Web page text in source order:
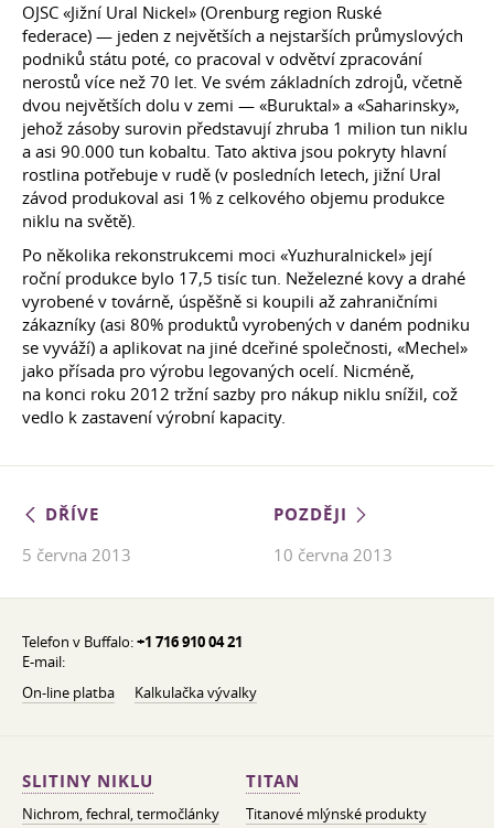
OJSC «Jižní Ural Nickel» (Orenburg region Ruské
federace) — jeden z největších a nejstarších průmyslových
podniků státu poté, co pracoval v odvětví zpracování
nerostů více než 70 let. Ve svém základních zdrojů, včetně
dvou největších dolu v zemi — «Buruktal» a «Saharinsky»,
jehož zásoby surovin představují zhruba 1 milion tun niklu
a asi 90.000 tun kobaltu. Tato aktiva jsou pokryty hlavní
rostlina potřebuje v rudě (v posledních letech, jižní Ural
závod produkoval asi 1% z celkového objemu produkce
niklu na světě).
Po několika rekonstrukcemi moci «Yuzhuralnickel» její
roční produkce bylo 17,5 tisíc tun. Neželezné kovy a drahé
vyrobené v továrně, úspěšně si koupili až zahraničními
zákazníky (asi 80% produktů vyrobených v daném podniku
se vyváží) a aplikovat na jiné dceřiné společnosti, «Mechel»
jako přísada pro výrobu legovaných ocelí. Nicméně,
na konci roku 2012 tržní sazby pro nákup niklu snížil, což
vedlo k zastavení výrobní kapacity.
DŘÍVE
5 června 2013
POZDĚJI
10 června 2013
Telefon v Buffalo:+1 716 910 04 21
E-mail:
On-line platba
Kalkulačka vývalky
SLITINY NIKLU
Nichrom, fechral, termočlánky
TITAN
Titanové mlýnské produkty